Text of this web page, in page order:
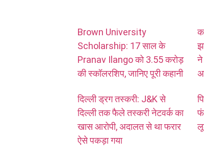
Brown University
Scholarship: 17 साल के
Pranav Ilango को 3.55 करोड़
की स्कॉलरशिप, जानिए पूरी कहानी
ने
दिल्ली ड्रग तस्करी: J&K से
दिल्ली तक फैले तस्करी नेटवर्क का
खास आरोपी, अदालत से था फरार
ऐसे पकड़ा गया